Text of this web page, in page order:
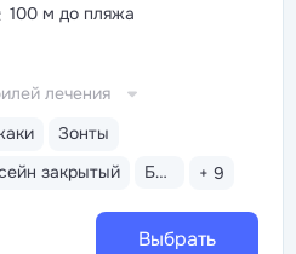
100 м до пляжа
Зонты
закрытый Бассейн детский + 9
лечения
Выбрать